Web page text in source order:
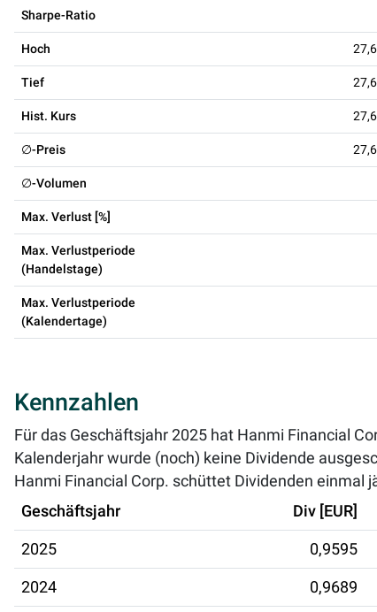
Sharpe-Ratio
Hoch
Tief
Hist. Kurs
∅-Preis
∅-Volumen
Max. Verlust [%]
Max. Verlustperiode
(Handelstage)
Max. Verlustperiode
(Kalendertage)
Kennzahlen
Für das Geschäftsjahr 2025 hat Hanmi Financial
Kalenderjahr wurde (noch) keine Dividende
Hanmi Financial Corp. schüttet Dividenden einmal
Geschäftsjahr
Div [EUR]
2025 0,9595
2024 0,9689